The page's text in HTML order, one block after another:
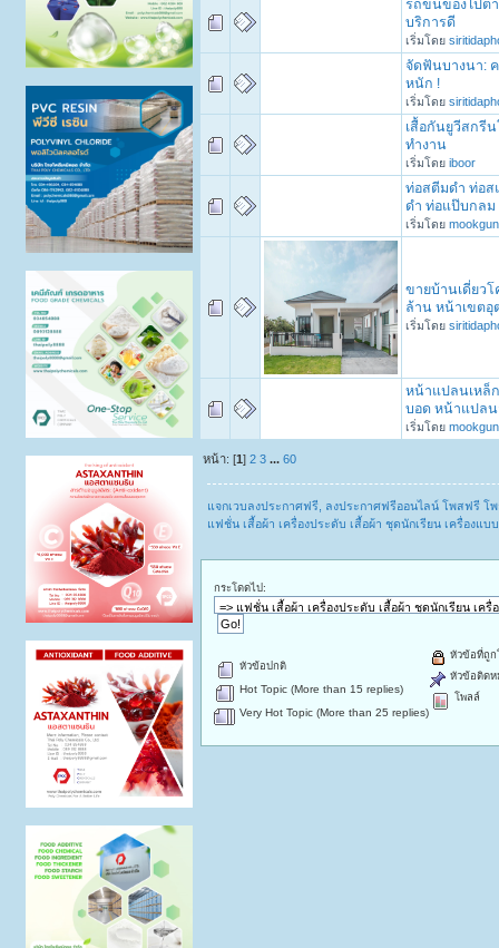
รถขนของไปต่
บริการดี
เริ่มโดย
จัดฟันบางนา:
หนัก !
เริ่มโดย
เสื้อกันยูวีสกรี
ทำงาน
เริ่มโดย iboor
ท่อสตีมดำ ท่อส
ดำ ท่อแป๊บกลม
เริ่มโดย
ขายบ้านเดี่ยวโ
ล้าน หน้าเขตอุ
เริ่มโดย
หน้าแปลนเหล็
บอด หน้าแปลน
เริ่มโดย
หน้า: [1]2 3 ...60
แจกเวบลงประกาศฟรี, ลงประกาศฟรีออนไลน์ โพสฟรี โ
แฟชั่น เสื้อผ้า เครื่องประดับ เสื้อผ้า ชุดนักเรียน เครื่องแ
กระโดดไป:
หัวข้อปกติ
Hot Topic (More than 15 replies)
Very Hot Topic (More than 25 replies)
หัวข้อที่ถู
หัวข้อติดห
โพลล์